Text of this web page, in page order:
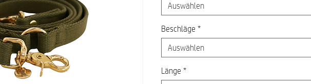
Auswählen
Beschläge *
Auswählen
Länge *